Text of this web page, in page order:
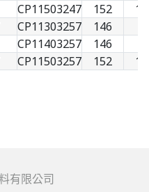
CP11503247 152
CP11303257 146
CP11403257 146
CP11503257 152